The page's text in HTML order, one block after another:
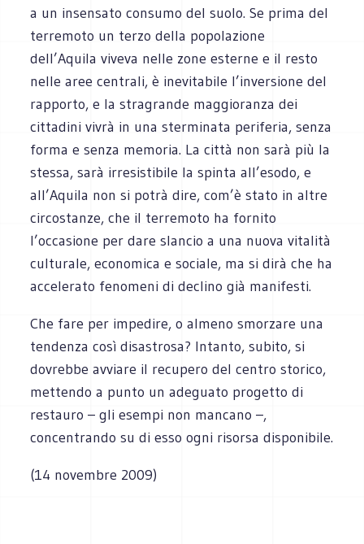
a un insensato consumo del suolo. Se prima del
terremoto un terzo della popolazione
dell’Aquila viveva nelle zone esterne e il resto
nelle aree centrali, è inevitabile l’inversione del
rapporto, e la stragrande maggioranza dei
cittadini vivrà in una sterminata periferia, senza
forma e senza memoria. La città non sarà più la
stessa, sarà irresistibile la spinta all’esodo, e
all’Aquila non si potrà dire, com’è stato in altre
circostanze, che il terremoto ha fornito
l’occasione per dare slancio a una nuova vitalità
culturale, economica e sociale, ma si dirà che ha
accelerato fenomeni di declino già manifesti.
Che fare per impedire, o almeno smorzare una
tendenza così disastrosa? Intanto, subito, si
dovrebbe avviare il recupero del centro storico,
mettendo a punto un adeguato progetto di
restauro – gli esempi non mancano –,
concentrando su di esso ogni risorsa disponibile.
(14 novembre 2009)